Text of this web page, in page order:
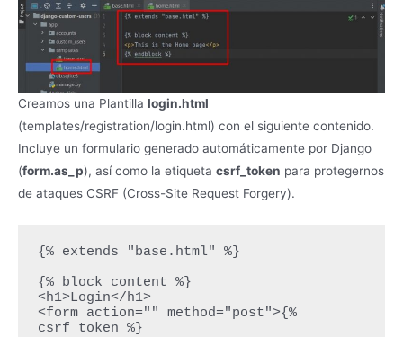
Creamos una Plantilla login.html
(templates/registration/login.html) con el siguiente contenido.
Incluye un formulario generado automáticamente por Django
(form.as_p), así como la etiqueta csrf_token para protegernos
de ataques CSRF (Cross-Site Request Forgery).
{% extends "base.html" %}
{% block content %}
<h1>Login</h1>
<form action="" method="post">{%
csrf_token %}